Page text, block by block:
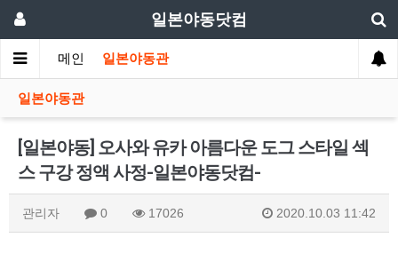
일본야동닷컴
메인 일본야동관
일본야동관
[일본야동] 오사와 유카 아름다운 도그 스타일 섹
스 구강 정액 사정-일본야동닷컴-
관리자 0 17026 2020.10.03 11:42